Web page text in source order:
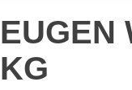
EUGEN
KG